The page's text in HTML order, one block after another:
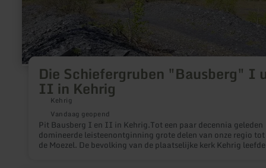
Die Schiefergruben "Bausberg" I
II in Kehrig
Kehrig
Vandaag geopend
Pit Bausberg I en II in Kehrig.Tot een paar decennia geleden
domineerde leisteenontginning grote delen van onze regio
de Moezel. De bevolking van de plaatselijke kerk Kehrig
Kehrig